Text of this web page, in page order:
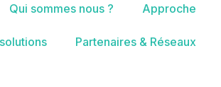
Qui sommes nous ? Approche
Partenaires & Réseaux